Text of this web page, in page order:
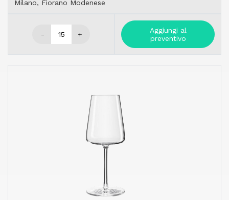
Milano, Fiorano Modenese
- +
Aggiungi al
preventivo